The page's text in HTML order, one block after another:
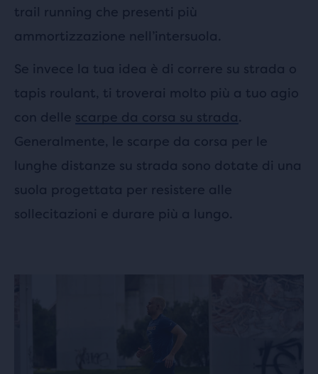
trail running che presenti più
ammortizzazione nell’intersuola.
Se invece la tua idea è di correre su strada o
tapis roulant, ti troverai molto più a tuo agio
con delle scarpe da corsa su strada.
Generalmente, le scarpe da corsa per le
lunghe distanze su strada sono dotate di una
suola progettata per resistere alle
sollecitazioni e durare più a lungo.